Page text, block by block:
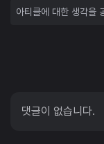
댓글이 없습니다.